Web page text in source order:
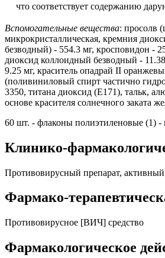
что соответствует содержанию
Вспомогательные вещества: просолв
микрокристаллическая, кремния
безводный) - 554.3 мг, кросповидон -
диоксид коллоидный безводный -
9.25 мг, краситель опадрай II
(поливиниловый спирт частично
3350, титана диоксид (Е171), тальк,
основе красителя солнечного заката
60 шт. - флаконы полиэтиленовые (1) -
Клинико-
Противовирусный препарат,
Фармако-
Противовирусное [ВИЧ] средство
Фармакологическое